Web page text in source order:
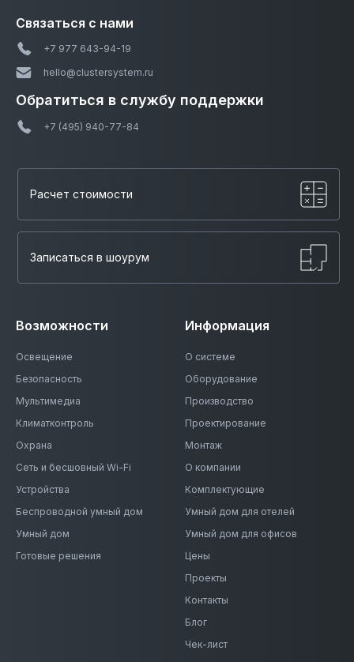
Возможности
Освещение
Безопасность
Мультимедиа
Климатконтроль
Охрана
Сеть и бесшовный Wi-Fi
Устройства
Беспроводной умный дом
Умный дом
Готовые решения
Информация
О системе
Оборудование
Производство
Проектирование
Монтаж
О компании
Комплектующие
Умный дом для отелей
Умный дом для офисов
Цены
Проекты
Контакты
Блог
Чек-лист
Связаться с нами
+7 977 643-94-19
hello@clustersystem.ru
Обратиться в службу поддержки
+7 (495) 940-77-84
Расчет стоимости
Записаться в шоурум